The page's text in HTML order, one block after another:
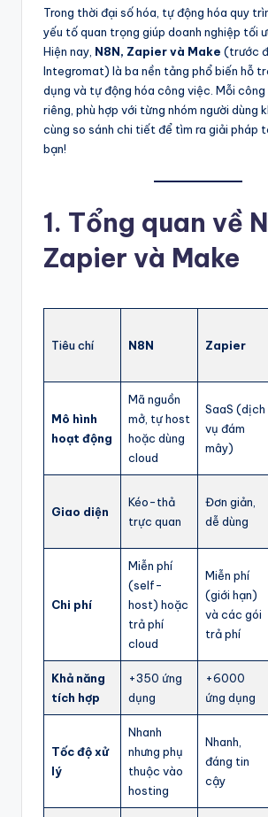
ni
T
Trong thời đại số hóa, tự động hóa quy
yếu tố quan trọng giúp doanh nghiệp tối
Hiện nay, N8N, Zapier và Make (trước
Integromat) là ba nền tảng phổ biến hỗ
dụng và tự động hóa công việc. Mỗi công
riêng, phù hợp với từng nhóm người dùng
cùng so sánh chi tiết để tìm ra giải pháp
bạn!
1. Tổng quan về
Zapier và Make
Tiêu chí N8N Zapier
Mô hình
hoạt động
Mã nguồn
mở, tự host
hoặc dùng
cloud
SaaS (dịch
vụ đám
mây)
Giao diện
Kéo-thả
trực quan
Đơn giản,
dễ dùng
Chi phí
Miễn phí
(self-
host) hoặc
trả phí
cloud
Miễn phí
(giới hạn)
và các gói
trả phí
Khả năng
tích hợp
+350 ứng
dụng
+6000
ứng dụng
Tốc độ xử
lý
Nhanh
nhưng phụ
thuộc vào
hosting
Nhanh,
đáng tin
cậy